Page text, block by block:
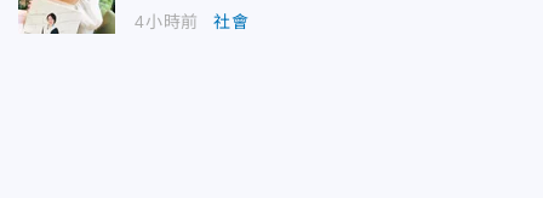
4小時前 社會